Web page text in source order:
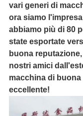
vari generi di
ora siamo
abbiamo più di 80
state esportate
buona
nostri amici
macchina di
eccellente!